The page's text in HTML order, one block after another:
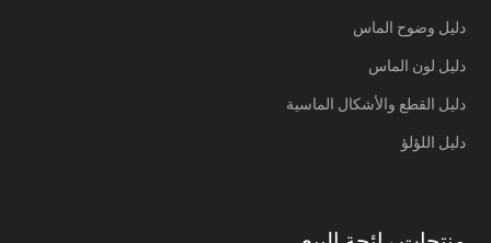
دليل وضوح الماس
دليل لون الماس
دليل القطع والأشكال الماسية
دليل اللؤلؤ